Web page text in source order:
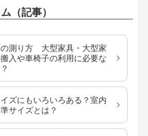
（記事）
の測り方 大型家具・大型家
入や車椅子の利用に必要な
イズにもいろいろある？室内
サイズとは？